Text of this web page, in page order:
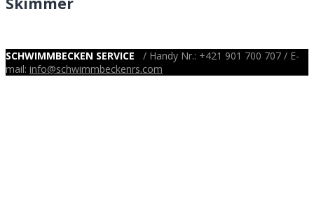
SCHWIMMBECKEN SERVICE / Handy Nr.: +421 901 700 707 / E-
mail: info@schwimmbeckenrs.com